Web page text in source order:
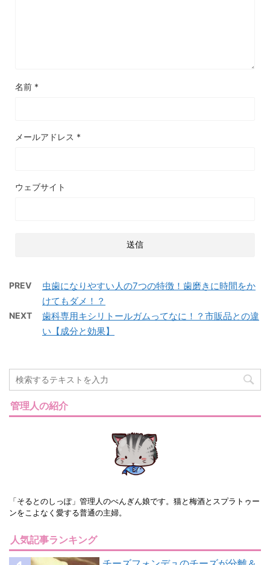
名前 *
メールアドレス *
ウェブサイト
PREV
虫歯になりやすい人の7つの特徴！歯磨きに時間をか
けてもダメ！？
NEXT
歯科専用キシリトールガムってなに！？市販品との違
い【成分と効果】
管理人の紹介
「そるとのしっぽ」管理人のぺんぎん娘です。猫と梅酒とスプラトゥー
ンをこよなく愛する普通の主婦。
人気記事ランキング